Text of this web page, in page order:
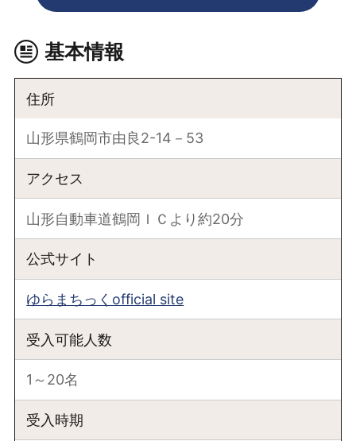
基本情報
住所
山形県鶴岡市由良2-14－53
アクセス
山形自動車道鶴岡ＩＣより約20分
公式サイト
ゆらまちっくofficial site
受入可能人数
1～20名
受入時期